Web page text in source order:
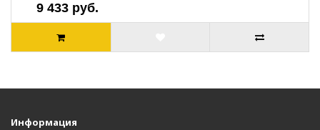
9 433 руб.
Информация